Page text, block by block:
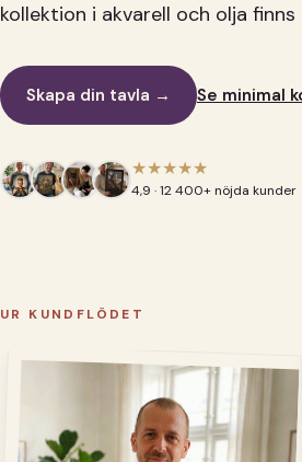
kollektion i akvarell och olja finns
Skapa din tavla → Se minimal
★★★★★
4,9 · 12 400+ nöjda kunder
UR KUNDFLÖDET